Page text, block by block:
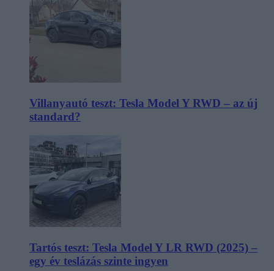
Villanyautó teszt: Tesla Model Y RWD – az új
standard?
Tartós teszt: Tesla Model Y LR RWD (2025) –
egy év teslázás szinte ingyen